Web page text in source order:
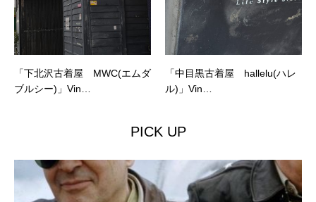
「下北沢古着屋 MWC(エムダ
ブルシー)」Vin…
「中目黒古着屋 hallelu(ハレ
ル)」Vin…
PICK UP